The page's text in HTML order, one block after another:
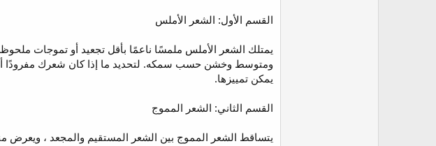
القسم الأول: الشعر الأملس
يمتلك الشعر الأملس ملمسًا ناعمًا بأقل تجعيد أو تموجات
ومتوسط وخشن حسب سمكه. لتحديد ما إذا كان شعرك مفرودًا
يمكن تمييزها.
القسم الثاني: الشعر المموج